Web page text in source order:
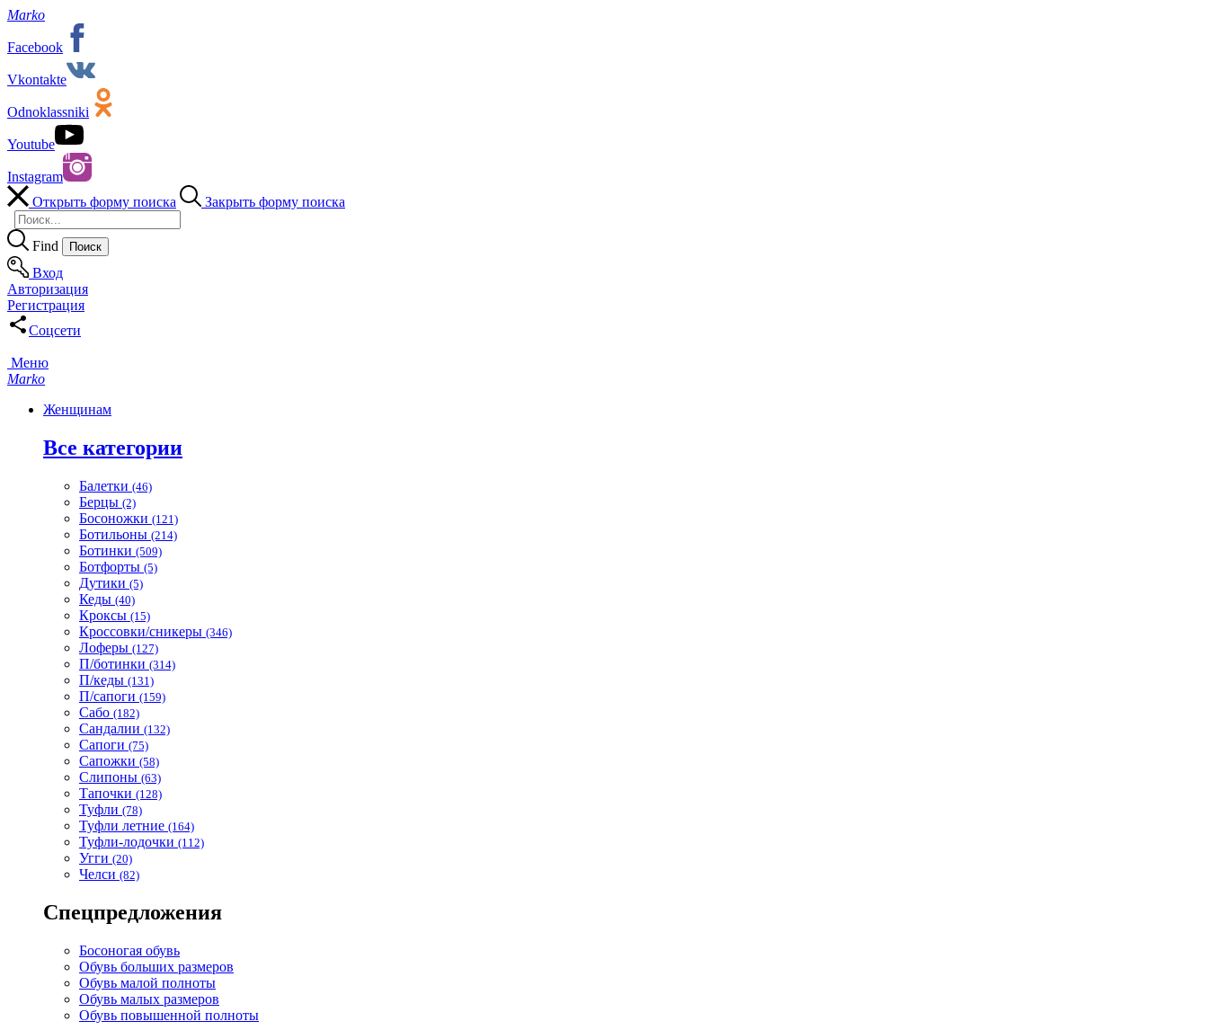
Marko
Facebook
Vkontakte
Odnoklassniki
Youtube
Instagram
Открыть форму поиска
Закрыть форму поиска
Find
Вход
Авторизация
Регистрация
Соцсети
Меню
Marko
Женщинам
Все категории
Балетки (46)
Берцы (2)
Босоножки (121)
Ботильоны (214)
Ботинки (509)
Ботфорты (5)
Дутики (5)
Кеды (40)
Кроксы (15)
Кроссовки/сникеры (346)
Лоферы (127)
П/ботинки (314)
П/кеды (131)
П/сапоги (159)
Сабо (182)
Сандалии (132)
Сапоги (75)
Сапожки (58)
Слипоны (63)
Тапочки (128)
Туфли (78)
Туфли летние (164)
Туфли-лодочки (112)
Угги (20)
Челси (82)
Спецпредложения
Босоногая обувь
Обувь больших размеров
Обувь малой полноты
Обувь малых размеров
Обувь повышенной полноты